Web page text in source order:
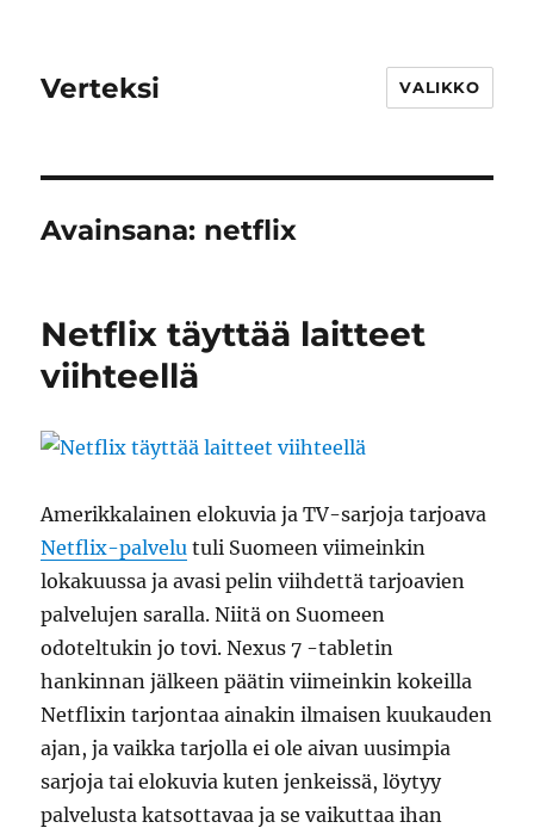
Verteksi VALIKKO
Avainsana: netflix
Netflix täyttää laitteet
viihteellä
Amerikkalainen elokuvia ja TV-sarjoja tarjoava
Netflix-palvelu tuli Suomeen viimeinkin
lokakuussa ja avasi pelin viihdettä tarjoavien
palvelujen saralla. Niitä on Suomeen
odoteltukin jo tovi. Nexus 7 -tabletin
hankinnan jälkeen päätin viimeinkin kokeilla
Netflixin tarjontaa ainakin ilmaisen kuukauden
ajan, ja vaikka tarjolla ei ole aivan uusimpia
sarjoja tai elokuvia kuten jenkeissä, löytyy
palvelusta katsottavaa ja se vaikuttaa ihan